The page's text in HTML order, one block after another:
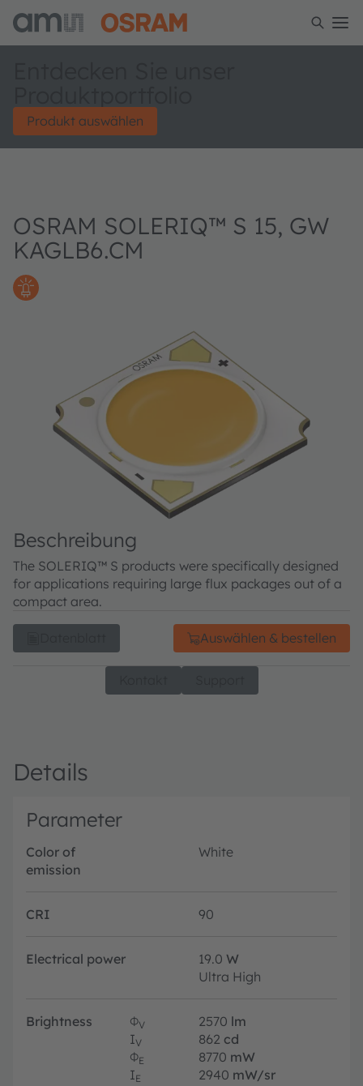
Produkt auswählen
OSRAM SOLERIQ™ S 15, GW
KAGLB6.CM
Beschreibung
The SOLERIQ™ S products were specifically designed
for applications requiring large flux packages out of a
compact area.
Auswählen & bestellen
Details
Parameter
Color of
emission
White
CRI 90
Electrical power 19.0 W
Ultra High
Brightness ΦV 2570 lm
IV 862 cd
ΦE 8770 mW
IE 2940 mW/sr